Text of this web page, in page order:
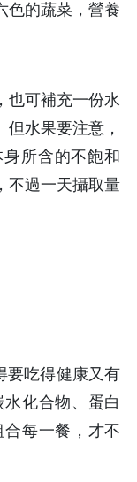
色的蔬菜，營養
也可補充一份水
水果要注意，
所含的不飽和
不過一天攝取量
要吃得健康又有
化合物、蛋白
每一餐，才不